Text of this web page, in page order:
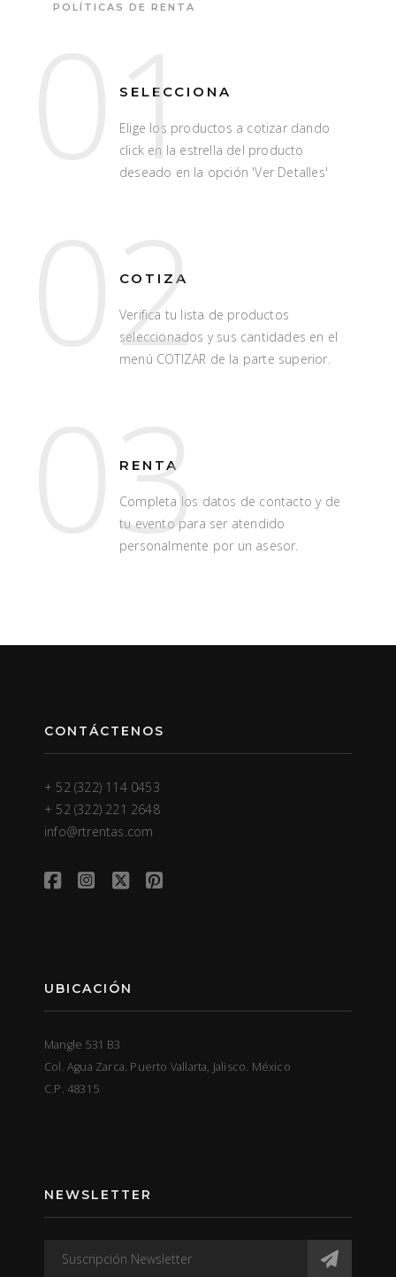
POLÍTICAS DE RENTA
01
SELECCIONA
Elige los productos a cotizar dando
click en la estrella del producto
deseado en la opción 'Ver Detalles'
02
COTIZA
Verifica tu lista de productos
seleccionados y sus cantidades en el
menú COTIZAR de la parte superior.
03
RENTA
Completa los datos de contacto y de
tu evento para ser atendido
personalmente por un asesor.
CONTÁCTENOS
+ 52 (322) 114 0453
+ 52 (322) 221 2648
info@rtrentas.com
UBICACIÓN
Mangle 531 B3
Col. Agua Zarca. Puerto Vallarta, Jalisco. México
C.P. 48315
NEWSLETTER